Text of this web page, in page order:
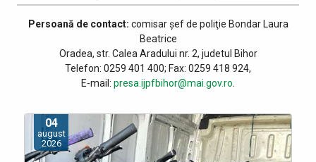
Persoană de contact: comisar șef de poliţie Bondar Laura
Beatrice
Oradea, str. Calea Aradului nr. 2, judetul Bihor
Telefon: 0259 401 400; Fax: 0259 418 924,
E-mail: presa.ijpfbihor@mai.gov.ro.
04
august
2026